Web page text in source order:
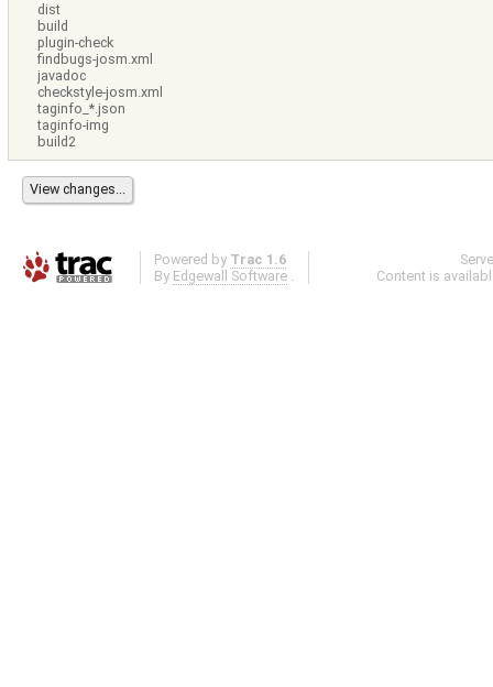
dist
build
plugin-check
findbugs-josm.xml
javadoc
checkstyle-josm.xml
taginfo_*.json
taginfo-img
build2
Powered by Trac 1.6
By Edgewall Software .
Content is